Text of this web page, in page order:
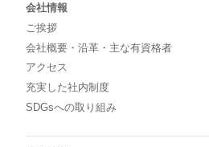
会社情報
ご挨拶
会社概要・沿革・主な有資格者
アクセス
充実した社内制度
SDGsへの取り組み